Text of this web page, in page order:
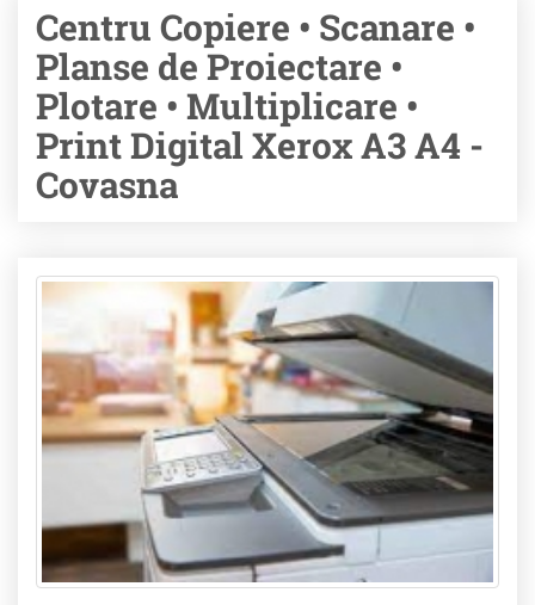
Centru Copiere • Scanare •
Planse de Proiectare •
Plotare • Multiplicare •
Print Digital Xerox A3 A4 -
Covasna